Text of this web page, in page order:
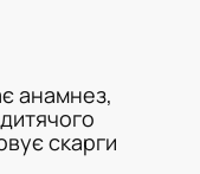
анамнез,
скарги